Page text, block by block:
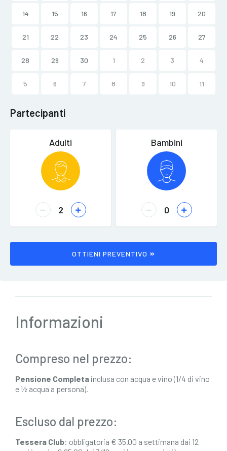
14 15 16 17 18 19 20
21 22 23 24 25 26 27
28 29 30 1 2 3 4
5 6 7 8 9 10 11
Partecipanti
Adulti Bambini
OTTIENI PREVENTIVO
Informazioni
Compreso nel prezzo:
Pensione Completa inclusa con acqua e vino (1/4 di vino
e ½ acqua a persona).
Escluso dal prezzo:
Tessera Club: obbligatoria € 35.00 a settimana dai 12